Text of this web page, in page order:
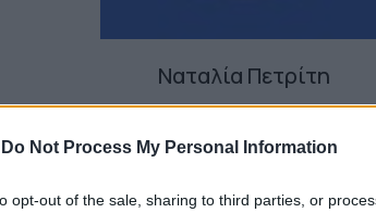
Do Not Process My Personal Information
opt-out of the sale, sharing to third parties, or
Ναταλία Πετρίτη